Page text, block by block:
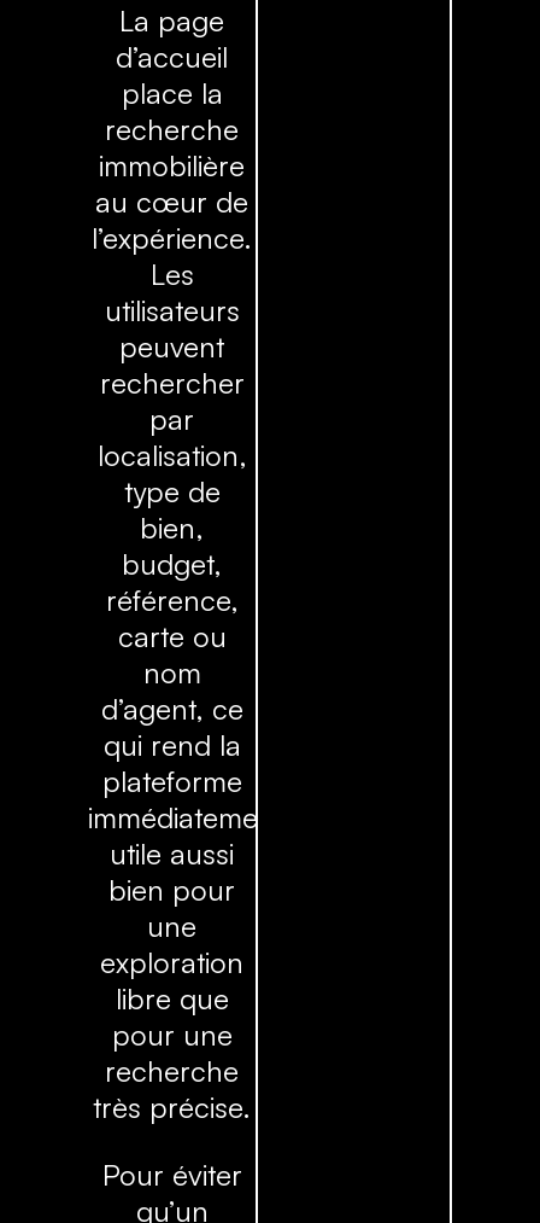
La page
d’accueil
place la
recherche
immobilière
au cœur de
l’expérience.
Les
utilisateurs
peuvent
rechercher
par
localisation,
type de
bien,
budget,
référence,
carte ou
nom
d’agent, ce
qui rend la
plateforme
immédiatement
utile aussi
bien pour
une
exploration
libre que
pour une
recherche
très précise.
Pour éviter
qu’un